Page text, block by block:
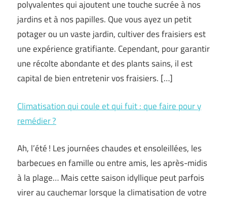
polyvalentes qui ajoutent une touche sucrée à nos
jardins et à nos papilles. Que vous ayez un petit
potager ou un vaste jardin, cultiver des fraisiers est
une expérience gratifiante. Cependant, pour garantir
une récolte abondante et des plants sains, il est
capital de bien entretenir vos fraisiers. […]
Climatisation qui coule et qui fuit : que faire pour y
remédier ?
Ah, l’été ! Les journées chaudes et ensoleillées, les
barbecues en famille ou entre amis, les après-midis
à la plage… Mais cette saison idyllique peut parfois
virer au cauchemar lorsque la climatisation de votre